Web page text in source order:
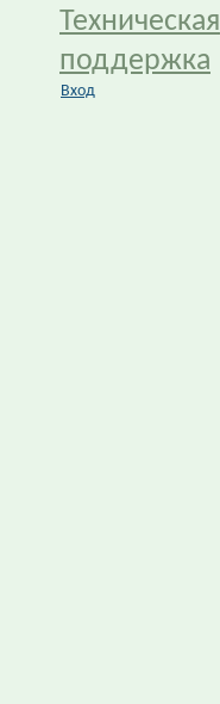
Техническая
поддержка
Вход